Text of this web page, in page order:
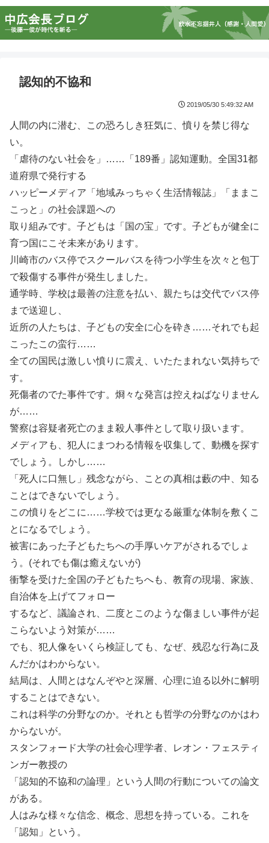
認知的不協和
2019/05/30 5:49:32 AM
人間の内に潜む、この恐ろしき狂気に、憤りを禁じ得な
い。
「虐待のない社会を」……「189番」認知運動。全国31都
道府県で発行する
ハッピーメディア「地域みっちゃく生活情報誌」「ままこ
こっと」の社会課題への
取り組みです。子どもは「国の宝」です。子どもが健全に
育つ国にこそ未来があります。
川崎市のバス停でスクールバスを待つ小学生を次々と包丁
で殺傷する事件が発生しました。
通学時、学校は最善の注意を払い、親たちは交代でバス停
まで送迎し、
近所の人たちは、子どもの安全に心を砕き……それでも起
こったこの蛮行……
全ての国民は激しい憤りに震え、いたたまれない気持ちで
す。
死傷者のでた事件です。烱々な発言は控えねばなりません
が……
警察は容疑者死亡のまま殺人事件として取り扱います。
メディアも、犯人にまつわる情報を収集して、動機を探す
でしょう。しかし……
「死人に口無し」残念ながら、ことの真相は藪の中、知る
ことはできないでしょう。
この憤りをどこに……学校では更なる厳重な体制を敷くこ
とになるでしょう。
被害にあった子どもたちへの手厚いケアがされるでしょ
う。(それでも傷は癒えないが)
衝撃を受けた全国の子どもたちへも、教育の現場、家族、
自治体を上げてフォロー
するなど、議論され、二度とこのような傷ましい事件が起
こらないよう対策が……
でも、犯人像をいくら検証しても、なぜ、残忍な行為に及
んだかはわからない。
結局は、人間とはなんぞやと深層、心理に迫る以外に解明
することはできない。
これは科学の分野なのか。それとも哲学の分野なのかはわ
からないが。
スタンフォード大学の社会心理学者、レオン・フェスティ
ンガー教授の
「認知的不協和の論理」という人間の行動についての論文
がある。
人はみな様々な信念、概念、思想を持っている。これを
「認知」という。